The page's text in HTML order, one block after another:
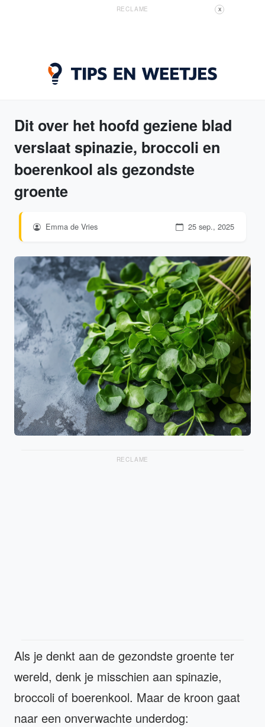
RECLAME X
Dit over het hoofd geziene blad
verslaat spinazie, broccoli en
boerenkool als gezondste
groente
Emma de Vries 25 sep., 2025
RECLAME
Als je denkt aan de gezondste groente ter
wereld, denk je misschien aan spinazie,
broccoli of boerenkool. Maar de kroon gaat
naar een onverwachte underdog: